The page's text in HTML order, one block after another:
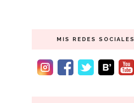
MIS REDES SOCIALES